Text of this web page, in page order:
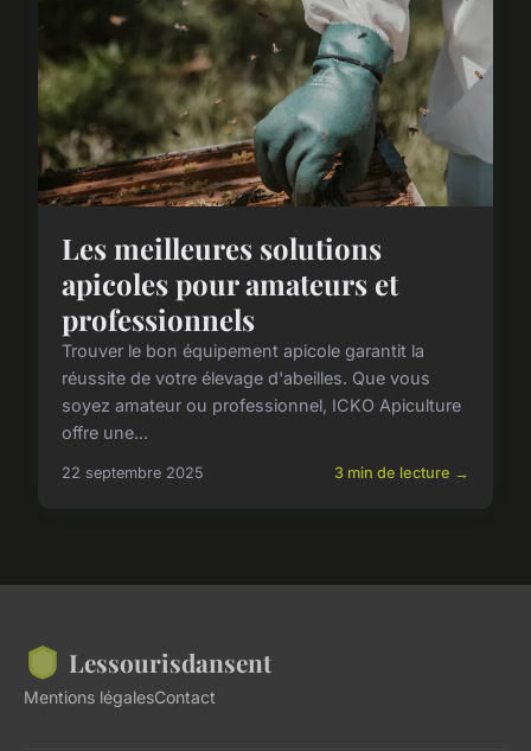
Les meilleures solutions
apicoles pour amateurs et
professionnels
Trouver le bon équipement apicole garantit la
réussite de votre élevage d'abeilles. Que vous
soyez amateur ou professionnel, ICKO Apiculture
offre une...
22 septembre 2025 3 min de lecture →
Lessourisdansent
Mentions légalesContact